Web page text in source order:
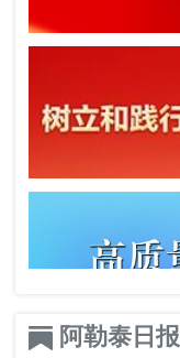
阿勒泰日报